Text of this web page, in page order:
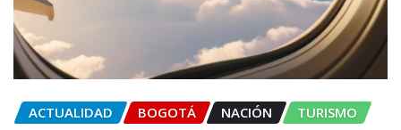
ACTUALIDAD BOGOTÁ NACIÓN TURISMO